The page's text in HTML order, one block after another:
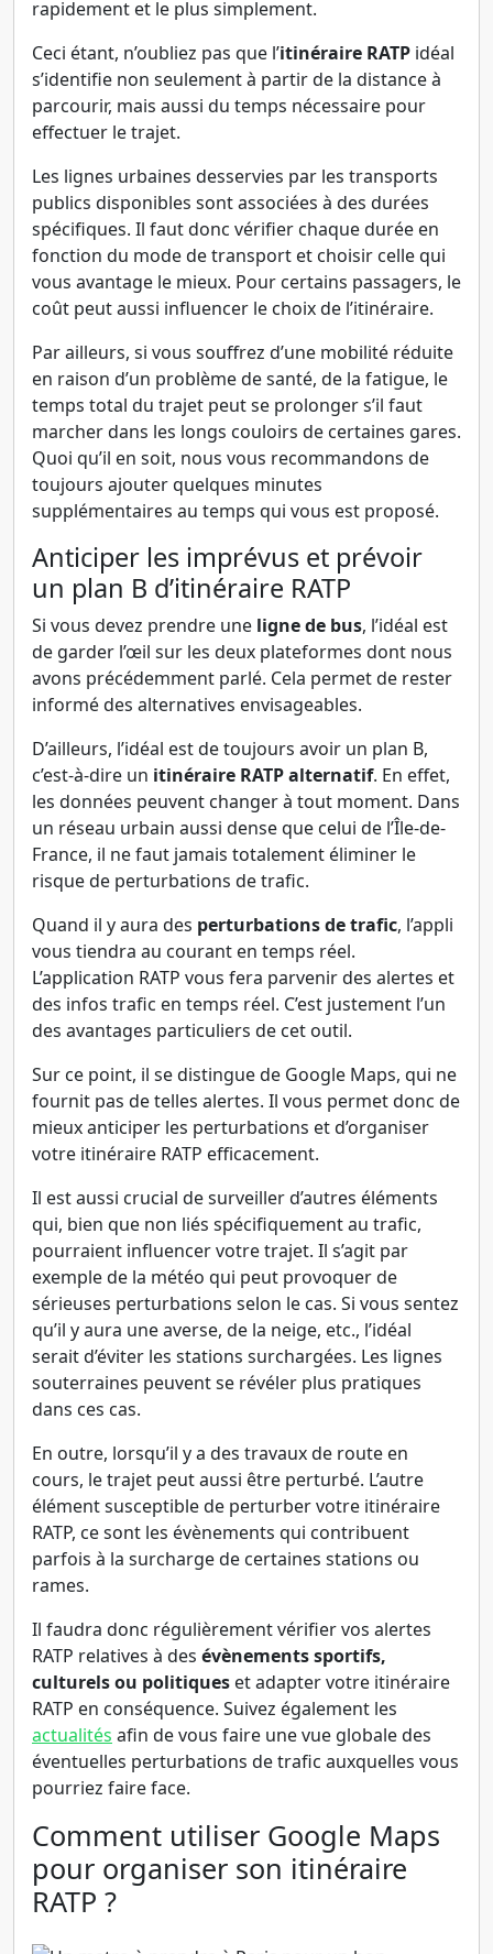
rapidement et le plus simplement.
Ceci étant, n’oubliez pas que l’itinéraire RATP idéal
s’identifie non seulement à partir de la distance à
parcourir, mais aussi du temps nécessaire pour
effectuer le trajet.
Les lignes urbaines desservies par les transports
publics disponibles sont associées à des durées
spécifiques. Il faut donc vérifier chaque durée en
fonction du mode de transport et choisir celle qui
vous avantage le mieux. Pour certains passagers, le
coût peut aussi influencer le choix de l’itinéraire.
Par ailleurs, si vous souffrez d’une mobilité réduite
en raison d’un problème de santé, de la fatigue, le
temps total du trajet peut se prolonger s’il faut
marcher dans les longs couloirs de certaines gares.
Quoi qu’il en soit, nous vous recommandons de
toujours ajouter quelques minutes
supplémentaires au temps qui vous est proposé.
Anticiper les imprévus et prévoir
un plan B d’itinéraire RATP
Si vous devez prendre une ligne de bus, l’idéal est
de garder l’œil sur les deux plateformes dont nous
avons précédemment parlé. Cela permet de rester
informé des alternatives envisageables.
D’ailleurs, l’idéal est de toujours avoir un plan B,
c’est-à-dire un itinéraire RATP alternatif. En effet,
les données peuvent changer à tout moment. Dans
un réseau urbain aussi dense que celui de l’Île-de-
France, il ne faut jamais totalement éliminer le
risque de perturbations de trafic.
Quand il y aura des perturbations de trafic, l’appli
vous tiendra au courant en temps réel.
L’application RATP vous fera parvenir des alertes et
des infos trafic en temps réel. C’est justement l’un
des avantages particuliers de cet outil.
Sur ce point, il se distingue de Google Maps, qui ne
fournit pas de telles alertes. Il vous permet donc de
mieux anticiper les perturbations et d’organiser
votre itinéraire RATP efficacement.
Il est aussi crucial de surveiller d’autres éléments
qui, bien que non liés spécifiquement au trafic,
pourraient influencer votre trajet. Il s’agit par
exemple de la météo qui peut provoquer de
sérieuses perturbations selon le cas. Si vous sentez
qu’il y aura une averse, de la neige, etc., l’idéal
serait d’éviter les stations surchargées. Les lignes
souterraines peuvent se révéler plus pratiques
dans ces cas.
En outre, lorsqu’il y a des travaux de route en
cours, le trajet peut aussi être perturbé. L’autre
élément susceptible de perturber votre itinéraire
RATP, ce sont les évènements qui contribuent
parfois à la surcharge de certaines stations ou
rames.
Il faudra donc régulièrement vérifier vos alertes
RATP relatives à des évènements sportifs,
culturels ou politiques et adapter votre itinéraire
RATP en conséquence. Suivez également les
actualités afin de vous faire une vue globale des
éventuelles perturbations de trafic auxquelles vous
pourriez faire face.
Comment utiliser Google Maps
pour organiser son itinéraire
RATP ?